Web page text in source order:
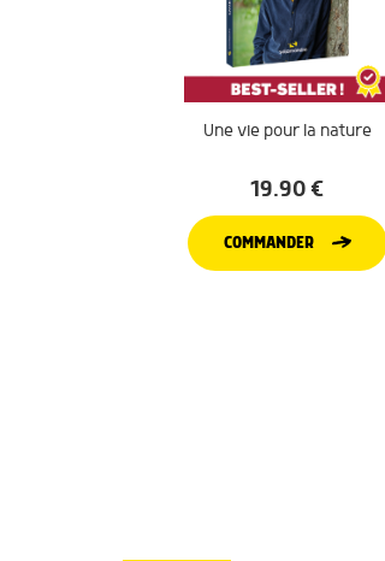
Une vie pour la nature
19.90€
COMMANDER